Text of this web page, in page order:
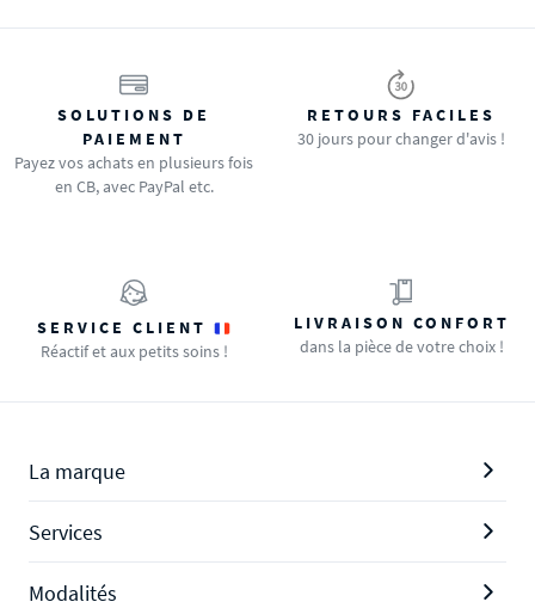
SOLUTIONS DE
PAIEMENT
Payez vos achats en plusieurs fois
en CB, avec PayPal etc.
RETOURS FACILES
30 jours pour changer d'avis !
SERVICE CLIENT
Réactif et aux petits soins !
LIVRAISON CONFORT
dans la pièce de votre choix !
La marque
Services
Modalités